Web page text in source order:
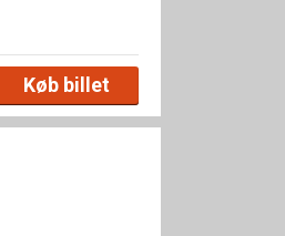
Køb billet